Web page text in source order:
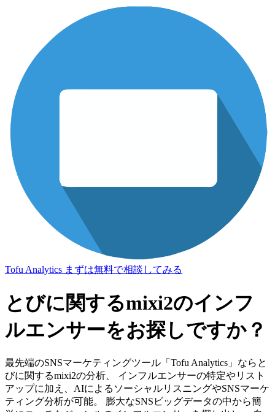
Tofu Analytics まずは無料で相談してみる
とびに関するmixi2のインフ
ルエンサーをお探しですか？
最先端のSNSマーケティングツール「Tofu Analytics」ならと
びに関するmixi2の分析、 インフルエンサーの特定やリスト
アップに加え、AIによるソーシャルリスニングやSNSマーケ
ティング分析が可能。 膨大なSNSビッグデータの中から簡